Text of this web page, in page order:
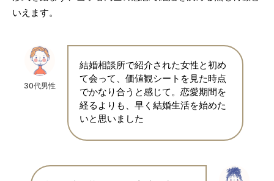
いえます。
30代男性
結婚相談所で紹介された女性と初め
て会って、価値観シートを見た時点
でかなり合うと感じて。恋愛期間を
経るよりも、早く結婚生活を始めた
いと思いました